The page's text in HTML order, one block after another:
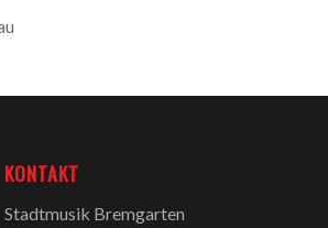
KONTAKT
Stadtmusik Bremgarten